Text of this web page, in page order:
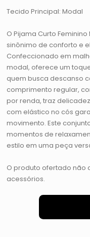
Tecido Principal: Modal
O Pijama Curto
sinônimo de conforto e
Confeccionado em
modal, oferece um
quem busca descanso
comprimento regular,
por renda, traz
com elástico no cós
movimento. Este
momentos de
estilo em uma peça
O produto ofertado não
acessórios.